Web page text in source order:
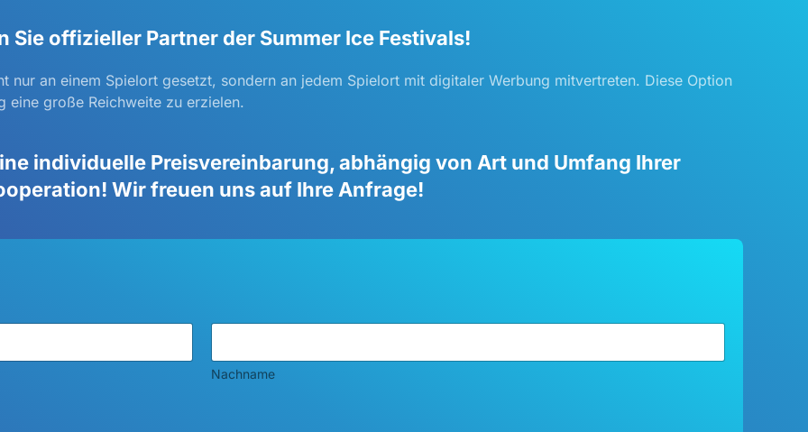
Sie offizieller Partner der Summer Ice Festivals!
nur an einem Spielort gesetzt, sondern an jedem Spielort mit digitaler Werbung mitvertreten. Diese Option
eine große Reichweite zu erzielen.
individuelle Preisvereinbarung, abhängig von Art und Umfang Ihrer
Wir freuen uns auf Ihre Anfrage!
Nachname